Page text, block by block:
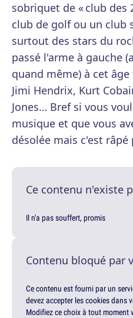
sobriquet de « club des
club de golf ou un club
surtout des stars du
passé l'arme à gauche
quand même) à cet
Jimi Hendrix, Kurt
Jones… Bref si vous
musique et que vous
désolée mais c'est
Ce contenu n'existe
Il n'a pas souffert, promis
Contenu bloqué par
Ce contenu est fourni par un
devez accepter les cookies dans
Modifiez ce choix à tout moment